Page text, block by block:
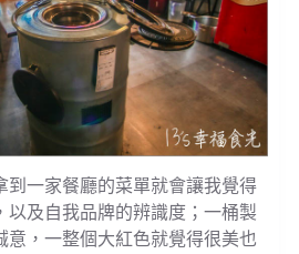
到一家餐廳的菜單就會讓我覺得
以及自我品牌的辨識度；一桶製
意，一整個大紅色就覺得很美也